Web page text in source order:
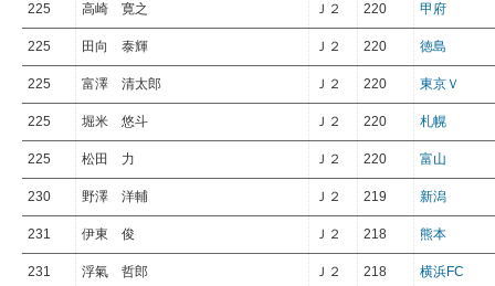
225 高崎 寛之 Ｊ２ 220 甲府
225 田向 泰輝 Ｊ２ 220 徳島
225 富澤 清太郎 Ｊ２ 220 東京Ｖ
225 堀米 悠斗 Ｊ２ 220 札幌
225 松田 力 Ｊ２ 220 富山
230 野澤 洋輔 Ｊ２ 219 新潟
231 伊東 俊 Ｊ２ 218 熊本
231 浮氣 哲郎 Ｊ２ 218 横浜FC